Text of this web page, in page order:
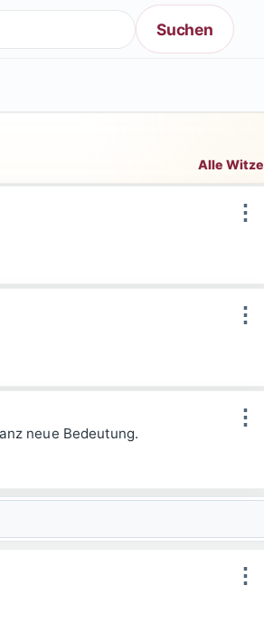
Suchen
Alle Witze
⋮
⋮
⋮
neue Bedeutung.
⋮